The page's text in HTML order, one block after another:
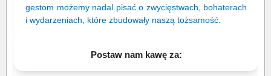
gestom możemy nadal pisać o zwycięstwach, bohaterach
i wydarzeniach, które zbudowały naszą tożsamość.
Postaw nam kawę za: